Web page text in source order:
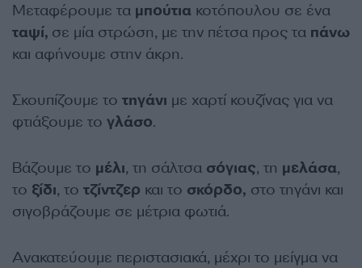
Μεταφέρουμε τα μπούτια κοτόπουλου σε ένα
ταψί, σε μία στρώση, με την πέτσα προς τα πάνω
και αφήνουμε στην άκρη.
Σκουπίζουμε το τηγάνι με χαρτί κουζίνας για να
φτιάξουμε το γλάσο.
Βάζουμε το μέλι, τη σάλτσα σόγιας, τη μελάσα,
το ξίδι, το τζίντζερ και το σκόρδο, στο τηγάνι και
σιγοβράζουμε σε μέτρια φωτιά.
Ανακατεύουμε περιστασιακά, μέχρι το μείγμα να